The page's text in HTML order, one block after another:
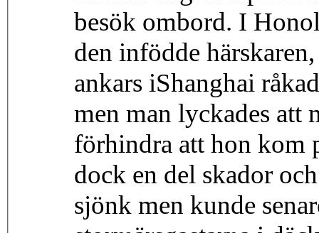
besök ombord. I
den infödde
ankars iShanghai
men man lyckades att
förhindra att hon kom
dock en del skador
sjönk men kunde